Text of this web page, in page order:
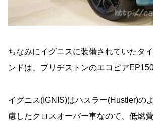
ちなみにイグニスに装備されていたタ
ンドは、ブリヂストンのエコピアEP150
イグニス(IGNIS)はハスラー(Hustler)の
慮したクロスオーバー車なので、低燃